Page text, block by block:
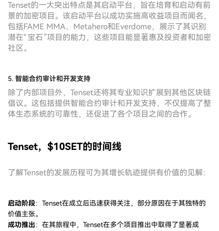
Tenset的一大突出特点是其启动平台，旨在培育和启动有前
景的加密项目。该启动平台以成功实施高收益项目而闻名，
包括FAME MMA、Metahero和Everdome，展示了其识别
潜在“宝石”项目的能力，这些项目能显著惠及投资者和加密
社区。
5. 智能合约审计和开发支持
除了内部项目外，Tenset还将其专业知识扩展到其他区块链
倡议。这包括提供智能合约审计和开发支持，不仅提高了整
体生态系统的可靠性，还促进了各个项目之间的合作。
Tenset，$10SET的时间线
了解Tenset的发展历程可为其增长轨迹提供有价值的见解：
启动阶段：Tenset在成立后迅速获得关注，部分原因在于其独特的
价值主张。
成功推出：在其旅程中，Tenset在多个项目推出中取得了显著成